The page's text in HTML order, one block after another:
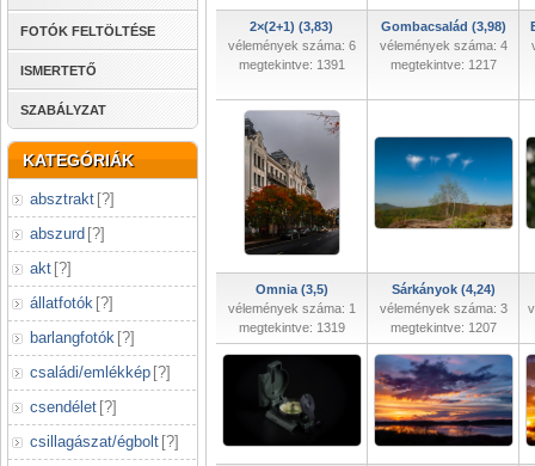
FOTÓK FELTÖLTÉSE
ISMERTETŐ
SZABÁLYZAT
KATEGÓRIÁK
absztrakt [?]
abszurd [?]
akt [?]
állatfotók [?]
barlangfotók [?]
családi/emlékkép [?]
csendélet [?]
csillagászat/égbolt [?]
2×(2+1) (3,83)
vélemények száma: 6
megtekintve: 1391
Gombacsalád (3,98)
vélemények száma: 4
megtekintve: 1217
Omnia (3,5)
vélemények száma: 1
megtekintve: 1319
Sárkányok (4,24)
vélemények száma: 3
megtekintve: 1207